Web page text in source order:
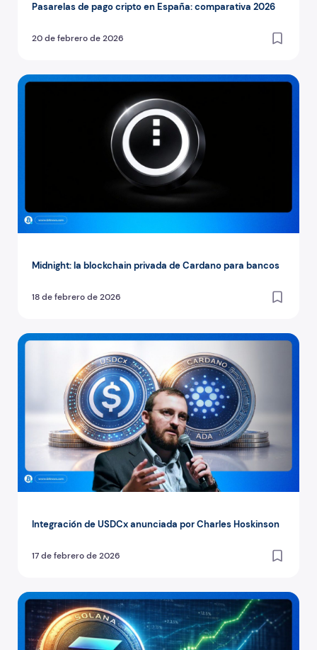
Pasarelas de pago cripto en España: comparativa 2026
20 de febrero de 2026
Midnight: la blockchain privada de Cardano para bancos
18 de febrero de 2026
Midnight: la blockchain privada de Cardano para bancos
Integración de USDCx anunciada por Charles Hoskinson
17 de febrero de 2026
Integración de USDCx anunciada por Charles Hoskinson
Standard Chartered: Solana podría subir por los